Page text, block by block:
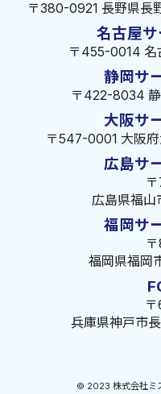
〒380-0921 長野県長
名古屋
〒455-0014 名
静岡サ
〒422-8034
大阪サ
〒547-0001 大阪
広島サ
広島県福山
福岡サ
福岡県福岡
兵庫県神戸市
© 2023 株式会社ミ